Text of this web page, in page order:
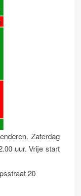
Zaterdag
uur. Vrije start
20